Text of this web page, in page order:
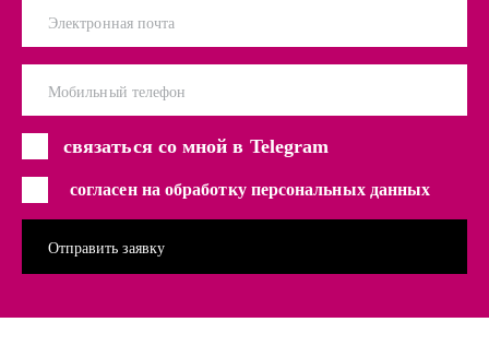
Электронная почта
Мобильный телефон
связаться со мной в Telegram
согласен на обработку персональных данных